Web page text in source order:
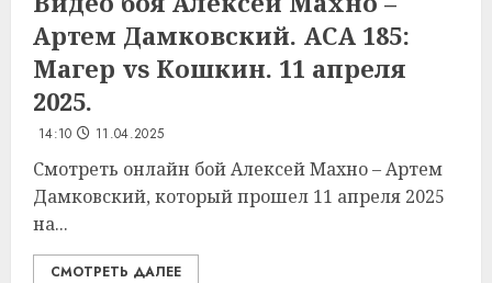
Артем Дамковский. ACA 185:
Магер vs Кошкин. 11 апреля
2025.
14:10 11.04.2025
Смотреть онлайн бой Алексей Махно – Артем
Дамковский, который прошел 11 апреля 2025
на...
СМОТРЕТЬ ДАЛЕЕ